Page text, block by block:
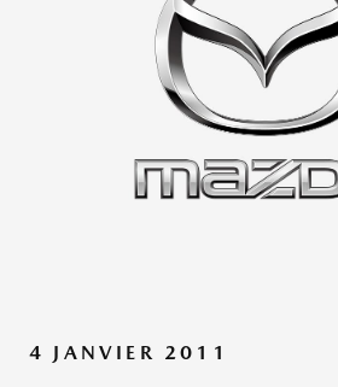
4 JANVIER 2011